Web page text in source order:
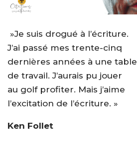
»Je suis drogué à l’écriture.
J’ai passé mes trente-cinq
dernières années à une table
de travail. J’aurais pu jouer
au golf profiter. Mais j’aime
l’excitation de l’écriture. »
Ken Follet